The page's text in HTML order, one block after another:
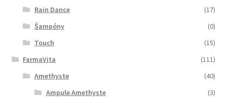
Rain Dance
(17)
Šampóny
(0)
Touch
(15)
FarmaVita
(111)
Amethyste
(40)
Ampule Amethyste
(3)